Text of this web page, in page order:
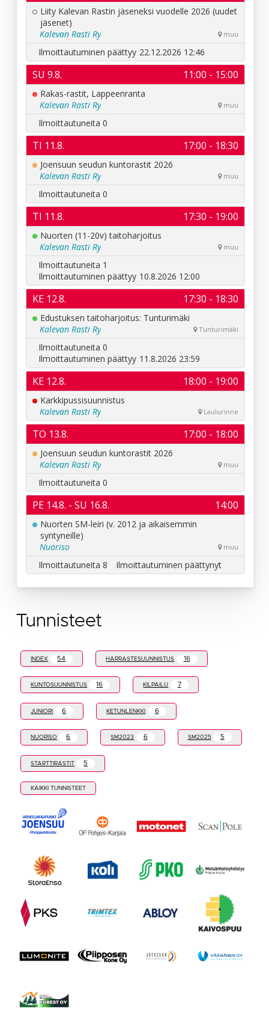
Tunnisteet
INDEX 54 HARRASTESUUNNISTUS 16
KUNTOSUUNNISTUS 16 KILPAILU 7
JUNIORI 6 KETUNLENKKI 6
NUORISO 6 SM2023 6 SM2025 5
STARTTIRASTIT 5
KAIKKI TUNNISTEET